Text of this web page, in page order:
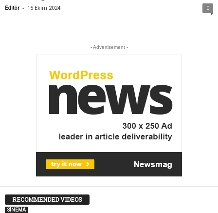
Editör - 15 Ekim 2024 0
- Advertisement -
RECOMMENDED VIDEOS
SİNEMA